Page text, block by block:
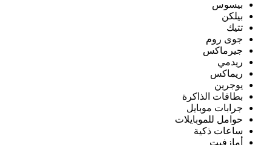
بيسوس
بيلكن
تتيك
جوى روم
جيرماكس
ريدمي
ريماكس
يوجرين
بطاقات الذاكرة
جرابات موبايل
حوامل للموبايلات
ساعات ذكية
أمازفيت